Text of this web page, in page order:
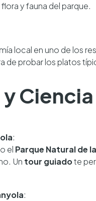
y fauna del parque.
local en uno de los
de probar los platos
Ciencia
:
el Parque Natural de
Un tour guiadote
: